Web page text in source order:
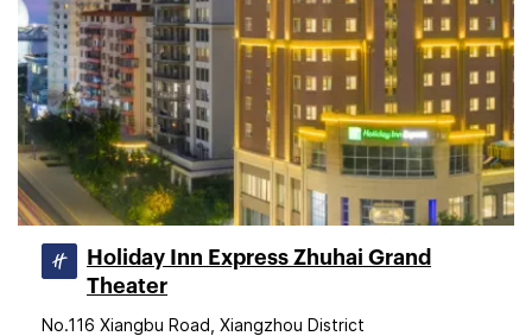
Holiday Inn Express Zhuhai Grand
Theater
No.116 Xiangbu Road, Xiangzhou District